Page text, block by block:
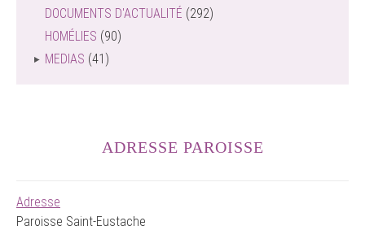
DOCUMENTS D'ACTUALITÉ (292)
HOMÉLIES (90)
MEDIAS (41)
ADRESSE PAROISSE
Adresse
Paroisse Saint-Eustache